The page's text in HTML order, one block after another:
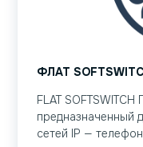
ФЛАТ
FLAT
предназначенный
сетей IP —